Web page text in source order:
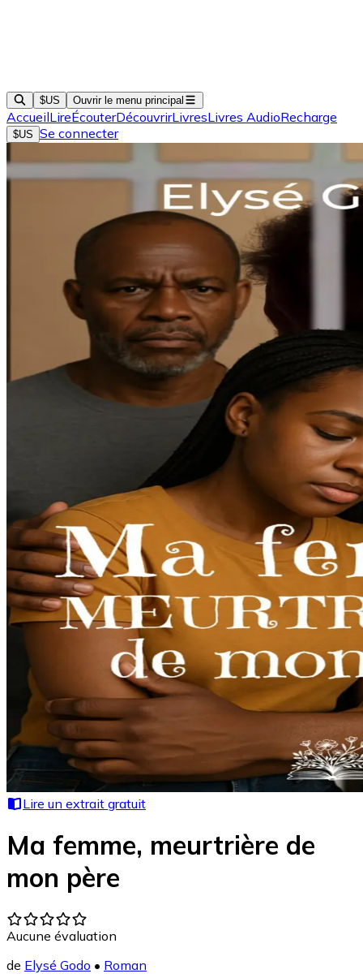
$US Ouvrir le menu principal
AccueilLireÉcouterDécouvrirLivresLivres AudioRecharge
$US Se connecter
Lire un extrait gratuit
Ma femme, meurtrière de
mon père
Aucune évaluation
de Elysé Godo • Roman